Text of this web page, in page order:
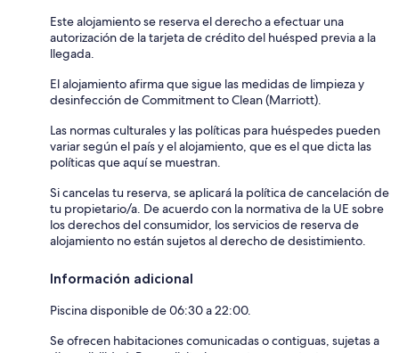
Este alojamiento se reserva el derecho a efectuar una
autorización de la tarjeta de crédito del huésped previa a la
llegada.
El alojamiento afirma que sigue las medidas de limpieza y
desinfección de Commitment to Clean (Marriott).
Las normas culturales y las políticas para huéspedes pueden
variar según el país y el alojamiento, que es el que dicta las
políticas que aquí se muestran.
Si cancelas tu reserva, se aplicará la política de cancelación de
tu propietario/a. De acuerdo con la normativa de la UE sobre
los derechos del consumidor, los servicios de reserva de
alojamiento no están sujetos al derecho de desistimiento.
Información adicional
Piscina disponible de 06:30 a 22:00.
Se ofrecen habitaciones comunicadas o contiguas, sujetas a